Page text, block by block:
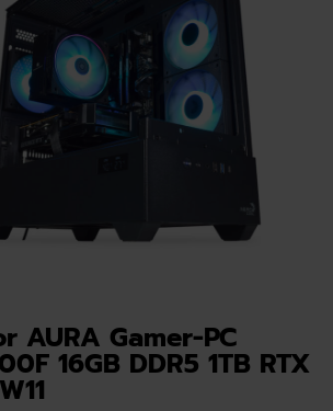
AURA Gamer-PC
16GB DDR5 1TB RTX